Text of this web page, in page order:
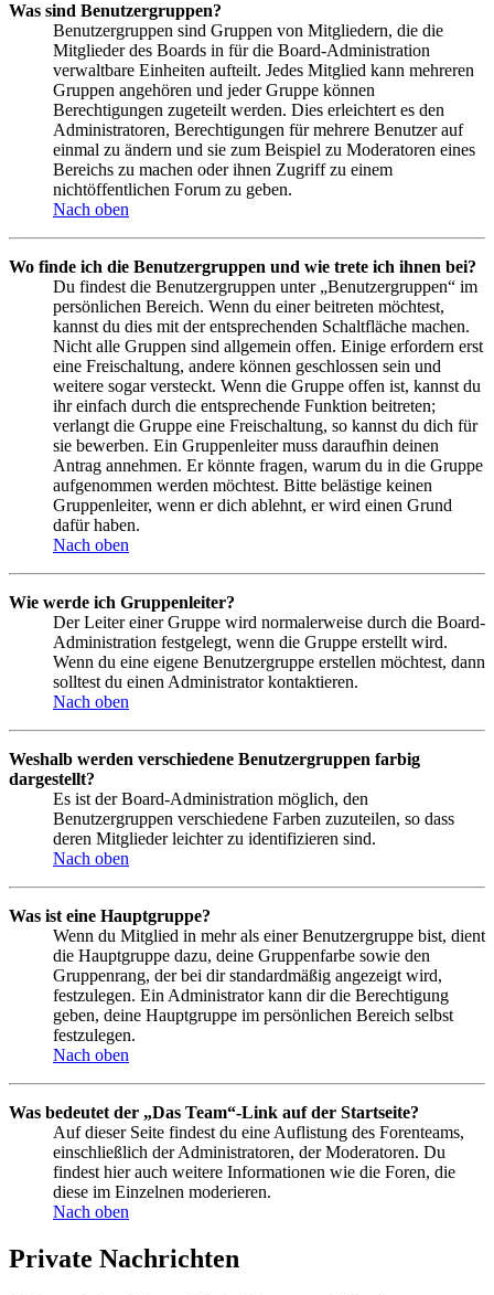
Was sind Benutzergruppen?
Benutzergruppen sind Gruppen von Mitgliedern, die die
Mitglieder des Boards in für die Board-Administration
verwaltbare Einheiten aufteilt. Jedes Mitglied kann mehreren
Gruppen angehören und jeder Gruppe können
Berechtigungen zugeteilt werden. Dies erleichtert es den
Administratoren, Berechtigungen für mehrere Benutzer auf
einmal zu ändern und sie zum Beispiel zu Moderatoren eines
Bereichs zu machen oder ihnen Zugriff zu einem
nichtöffentlichen Forum zu geben.
Nach oben
Wo finde ich die Benutzergruppen und wie trete ich ihnen bei?
Du findest die Benutzergruppen unter „Benutzergruppen“ im
persönlichen Bereich. Wenn du einer beitreten möchtest,
kannst du dies mit der entsprechenden Schaltfläche machen.
Nicht alle Gruppen sind allgemein offen. Einige erfordern erst
eine Freischaltung, andere können geschlossen sein und
weitere sogar versteckt. Wenn die Gruppe offen ist, kannst du
ihr einfach durch die entsprechende Funktion beitreten;
verlangt die Gruppe eine Freischaltung, so kannst du dich für
sie bewerben. Ein Gruppenleiter muss daraufhin deinen
Antrag annehmen. Er könnte fragen, warum du in die Gruppe
aufgenommen werden möchtest. Bitte belästige keinen
Gruppenleiter, wenn er dich ablehnt, er wird einen Grund
dafür haben.
Nach oben
Wie werde ich Gruppenleiter?
Der Leiter einer Gruppe wird normalerweise durch die Board-
Administration festgelegt, wenn die Gruppe erstellt wird.
Wenn du eine eigene Benutzergruppe erstellen möchtest, dann
solltest du einen Administrator kontaktieren.
Nach oben
Weshalb werden verschiedene Benutzergruppen farbig
dargestellt?
Es ist der Board-Administration möglich, den
Benutzergruppen verschiedene Farben zuzuteilen, so dass
deren Mitglieder leichter zu identifizieren sind.
Nach oben
Was ist eine Hauptgruppe?
Wenn du Mitglied in mehr als einer Benutzergruppe bist, dient
die Hauptgruppe dazu, deine Gruppenfarbe sowie den
Gruppenrang, der bei dir standardmäßig angezeigt wird,
festzulegen. Ein Administrator kann dir die Berechtigung
geben, deine Hauptgruppe im persönlichen Bereich selbst
festzulegen.
Nach oben
Was bedeutet der „Das Team“-Link auf der Startseite?
Auf dieser Seite findest du eine Auflistung des Forenteams,
einschließlich der Administratoren, der Moderatoren. Du
findest hier auch weitere Informationen wie die Foren, die
diese im Einzelnen moderieren.
Nach oben
Private Nachrichten